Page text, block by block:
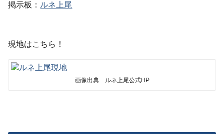
掲示板： ルネ上尾
現地はこちら！
画像出典 ルネ上尾公式HP